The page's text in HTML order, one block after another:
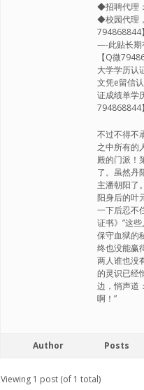
◆招聘代理
◆校园代理
794868844】
—-此贴长期
【Q微
大学学历认
文凭e留信
证成绩单学
794868844
不过不得不
之中所有的
殿的门派！
了。虽然丹
主潘朝阳了
阳身后的叶
一下后忍不
证书》”这
保守血狱的
终也没能赢
两人谁也没
的灵识已经
边，悄声道
啊！”
Author Posts
Viewing 1 post (of 1 total)